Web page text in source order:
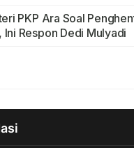
PKP Ara Soal
Ini Respon Dedi Mulyadi